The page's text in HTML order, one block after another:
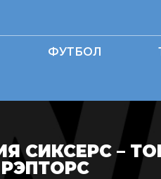
ФУТБОЛ
СИКСЕРС –
РЭПТОРС